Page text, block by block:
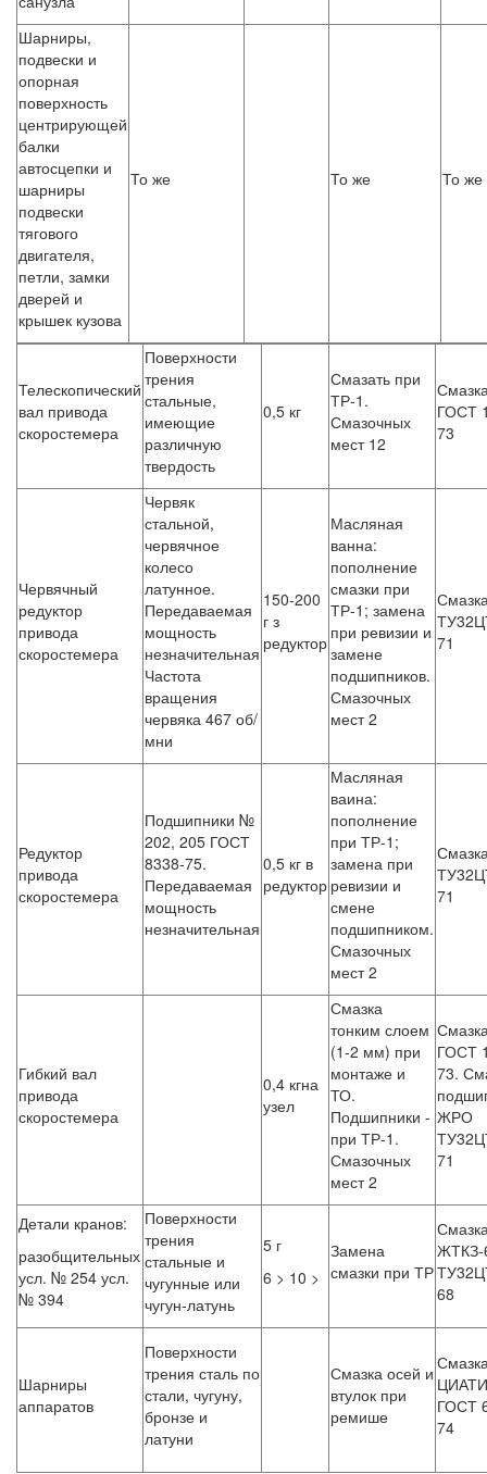
Шарниры,
подвески и
опорная
поверхность
центрирующей
балки
автосцепки и
шарниры
подвески
тягового
двигателя,
петли, замки
дверей и
крышек кузова
То же То же То же
Телескопический
вал привода
скоростемера
Поверхности
трения
стальные,
имеющие
различную
твердость
0,5 кг
Смазать при
ТР-1.
Смазочных
мест 12
ГОСТ
73
Червячный
редуктор
привода
скоростемера
Червяк
стальной,
червячное
колесо
латунное.
Передаваемая
мощность
незначительная
Частота
вращения
червяка 467 об/
мни
150-200
г з
редуктор
Масляная
ванна:
пополнение
смазки при
ТР-1; замена
при ревизии и
замене
подшипников.
Смазочных
мест 2
71
Редуктор
привода
скоростемера
Подшипники №
202, 205 ГОСТ
8338-75.
Передаваемая
мощность
незначительная
0,5 кг в
редуктор
Масляная
ваина:
пополнение
при ТР-1;
замена при
ревизии и
смене
подшипником.
Смазочных
мест 2
71
Гибкий вал
привода
скоростемера
0,4 кгна
узел
Смазка
тонким слоем
(1-2 мм) при
монтаже и
ТО.
Подшипники -
при ТР-1.
Смазочных
мест 2
ГОСТ
73.
ЖРО
71
Детали кранов:
разобщительных
усл. № 254 усл.
№ 394
Поверхности
трения
стальные и
чугунные или
чугун-латунь
5 г
6 > 10 >
Замена
смазки при ТР
ЖТКЗ-
68
Шарниры
аппаратов
Поверхности
трения сталь по
стали, чугуну,
бронзе и
латуни
Смазка осей и
втулок при
ремише
ГОСТ
74